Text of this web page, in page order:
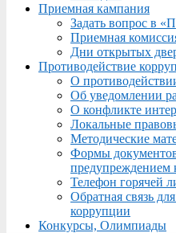
Приемная кампания
Задать вопрос в
Приемная
Дни открытых
Противодействие
О
Об уведомлении
О конфликте
Локальные
Методические
Формы
предупреждением
Телефон горячей
Обратная связь
коррупции
Конкурсы, Олимпиады